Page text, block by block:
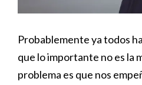
Probablemente ya todos
que lo importante no es la
problema es que nos